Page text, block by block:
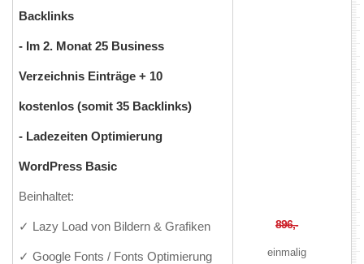
Backlinks
- Im 2. Monat 25 Business
Verzeichnis Einträge + 10
kostenlos (somit 35 Backlinks)
- Ladezeiten Optimierung
WordPress Basic
Beinhaltet:
✓ Lazy Load von Bildern & Grafiken
✓ Google Fonts / Fonts Optimierung
896,-
einmalig